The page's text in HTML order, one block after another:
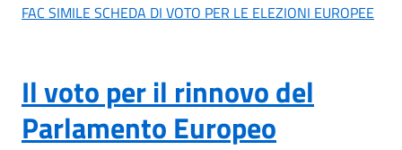
FAC SIMILE SCHEDA DI VOTO PER LE ELEZIONI EUROPEE
Il voto per il rinnovo del
Parlamento Europeo